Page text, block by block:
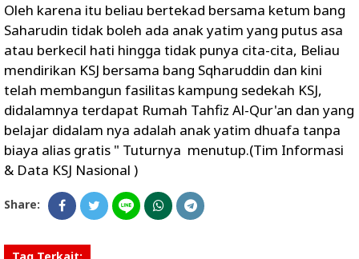
Oleh karena itu beliau bertekad bersama ketum bang
Saharudin tidak boleh ada anak yatim yang putus asa
atau berkecil hati hingga tidak punya cita-cita, Beliau
mendirikan KSJ bersama bang Sqharuddin dan kini
telah membangun fasilitas kampung sedekah KSJ,
didalamnya terdapat Rumah Tahfiz Al-Qur'an dan yang
belajar didalam nya adalah anak yatim dhuafa tanpa
biaya alias gratis " Tuturnya menutup.(Tim Informasi
& Data KSJ Nasional )
Share: